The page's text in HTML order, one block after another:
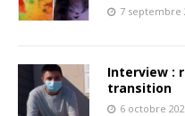
7 septembre
Interview :
transition
6 octobre